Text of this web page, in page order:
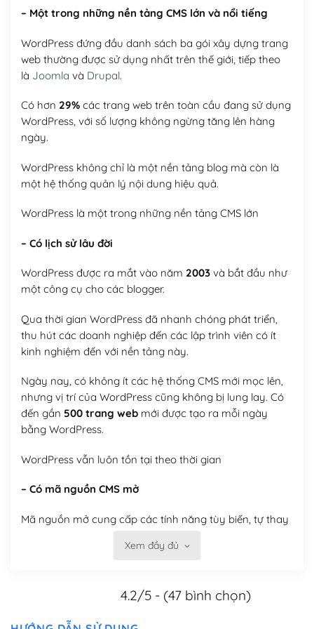
– Một trong những nền tảng CMS lớn và nổi tiếng
WordPress đứng đầu danh sách ba gói xây dựng trang
web thường được sử dụng nhất trên thế giới, tiếp theo
là Joomla và Drupal.
Có hơn 29%các trang web trên toàn cầu đang sử dụng
WordPress, với số lượng không ngừng tăng lên hàng
ngày.
WordPress không chỉ là một nền tảng blog mà còn là
một hệ thống quản lý nội dung hiệu quả.
WordPress là một trong những nền tảng CMS lớn
– Có lịch sử lâu đời
WordPress được ra mắt vào năm 2003và bắt đầu như
một công cụ cho các blogger.
Qua thời gian WordPress đã nhanh chóng phát triển,
thu hút các doanh nghiệp đến các lập trình viên có ít
kinh nghiệm đến với nền tảng này.
Ngày nay, có không ít các hệ thống CMS mới mọc lên,
nhưng vị trí của WordPress cũng không bị lung lay. Có
đến gần 500 trang webmới được tạo ra mỗi ngày
bằng WordPress.
WordPress vẫn luôn tồn tại theo thời gian
– Có mã nguồn CMS mở
Mã nguồn mở cung cấp các tính năng tùy biến, tự thay
nó theo ý bạn mà không phải sử dụng dịch vụ tại bất
Việc của bạn là đăng ký một tên miền và hosting để
Xem đầy đủ
4.2/5 - (47 bình chọn)